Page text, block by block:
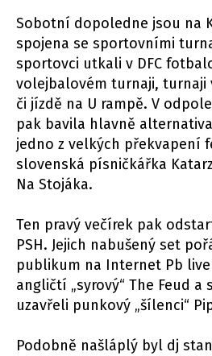
Sobotní dopoledne jsou na
spojena se sportovními
sportovci utkali v DFC
volejbalovém turnaji,
či jízdě na U rampě. V
pak bavila hlavně
jedno z velkých překvapení
slovenská písničkářka
Na Stojáka.
Ten pravý večírek pak
PSH. Jejich nabušený set
publikum na Internet Pb
angličtí „syrový“ The Feud a
uzavřeli punkový „šílenci“
Podobně našláplý byl dj